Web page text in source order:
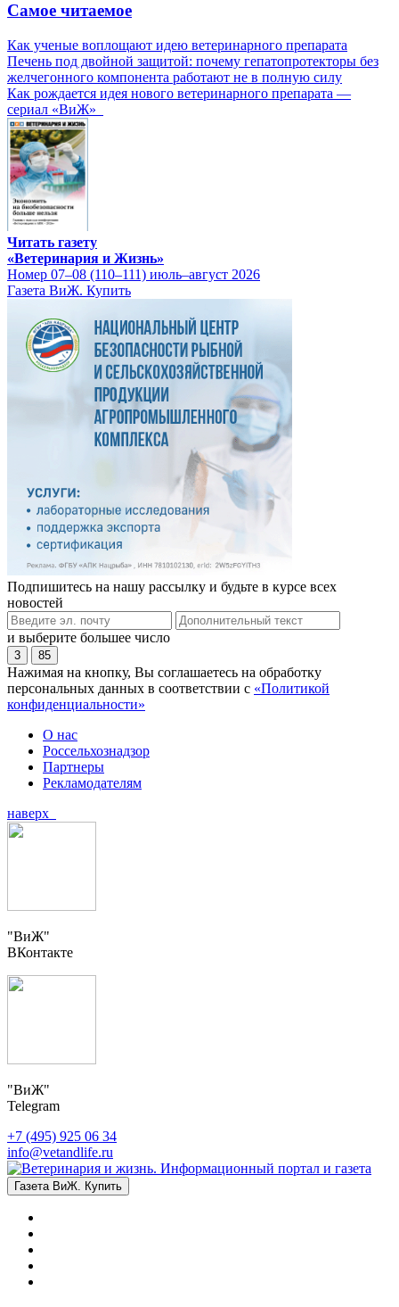
Самое читаемое
Как ученые воплощают идею ветеринарного препарата
Печень под двойной защитой: почему гепатопротекторы без
желчегонного компонента работают не в полную силу
Как рождается идея нового ветеринарного препарата —
сериал «ВиЖ»
Читать газету
«Ветеринария и Жизнь»
Номер 07–08 (110–111) июль–август 2026
Газета ВиЖ. Купить
Подпишитесь на нашу рассылку и будьте в курсе всех
новостей
и выберите большее число
3 85
Нажимая на кнопку, Вы соглашаетесь на обработку
персональных данных в соответствии с «Политикой
конфиденциальности»
О нас
Россельхознадзор
Партнеры
Рекламодателям
наверх
"ВиЖ"
ВКонтакте
"ВиЖ"
Telegram
+7 (495) 925 06 34
info@vetandlife.ru
Газета ВиЖ. Купить